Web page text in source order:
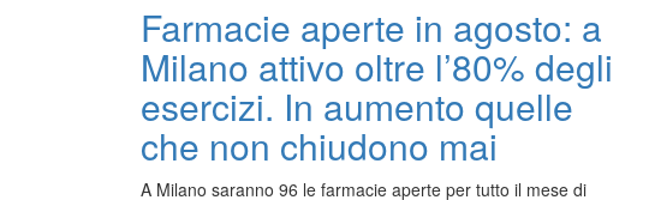
Farmacie aperte in agosto: a
Milano attivo oltre l’80% degli
esercizi. In aumento quelle
che non chiudono mai
A Milano saranno 96 le farmacie aperte per tutto il mese di